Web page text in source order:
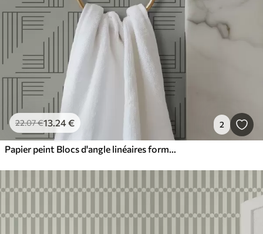
22.07€13.24€ 2
Papier peint Blocs d'angle linéaires formant des carrés sur fond gris chaud